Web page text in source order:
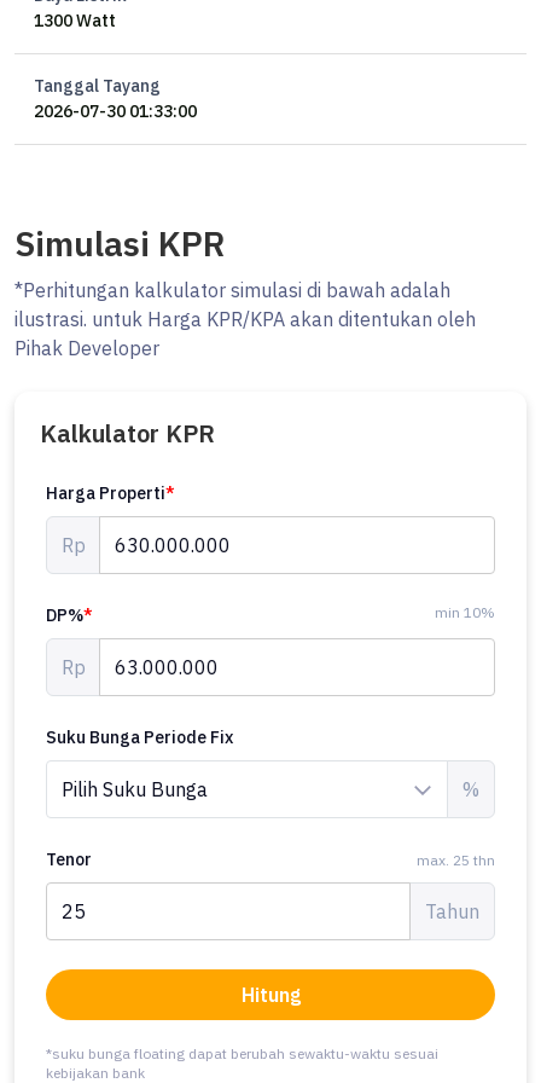
*harga belum termasuk BPHTB, AJB BN, Biaya KPR dan biaya lainnya
(jika ada)
1300 Watt
Tanggal Tayang
2026-07-30 01:33:00
Simulasi KPR
*Perhitungan kalkulator simulasi di bawah adalah
ilustrasi. untuk Harga KPR/KPA akan ditentukan oleh
Pihak Developer
Kalkulator KPR
Harga Properti*
Rp
DP%* min 10%
Rp
Suku Bunga Periode Fix
%
Tenor max. 25 thn
Tahun
Hitung
*suku bunga floating dapat berubah sewaktu-waktu sesuai
kebijakan bank